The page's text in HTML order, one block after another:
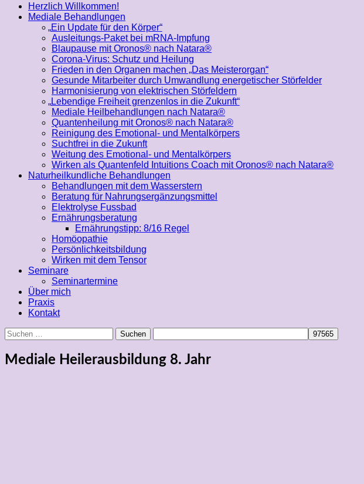
Herzlich Willkommen!
Mediale Behandlungen
„Ein Update für den Körper“
Ausleitungs-Paket bei mRNA-Impfung
Blaupause mit Oronos® nach Natara®
Corona-Virus: Schutz und Heilung
Frieden in den Organen machen „Das Meisterorgan“
Gesunde Mitarbeiter durch Umwandlung energetischer Störfelder
Harmonisierung von elektrischen Störfeldern
„Lebendige Freiheit grenzenlos in die Zukunft“
Mediale Heilbehandlungen nach Natara®
Quantenheilung mit Oronos® nach Natara®
Reinigung des Emotional- und Mentalkörpers
Suchtfrei in die Zukunft
Weitung des Emotional- und Mentalkörpers
Wirken als Quantenfeld Intuitions Coach mit Oronos® nach Natara®
Naturheilkundliche Behandlungen
Behandlungen mit dem Wasserstern
Beratung für Nahrungsergänzungsmittel
Elektrolyse Fussbad
Ernährungsberatung
Ernährungstipp: 8/16 Regel
Homöopathie
Persönlichkeitsbildung
Wirken mit dem Tensor
Seminare
Seminartermine
Über mich
Praxis
Kontakt
Suchen
nach:
Mediale Heilerausbildung 8. Jahr